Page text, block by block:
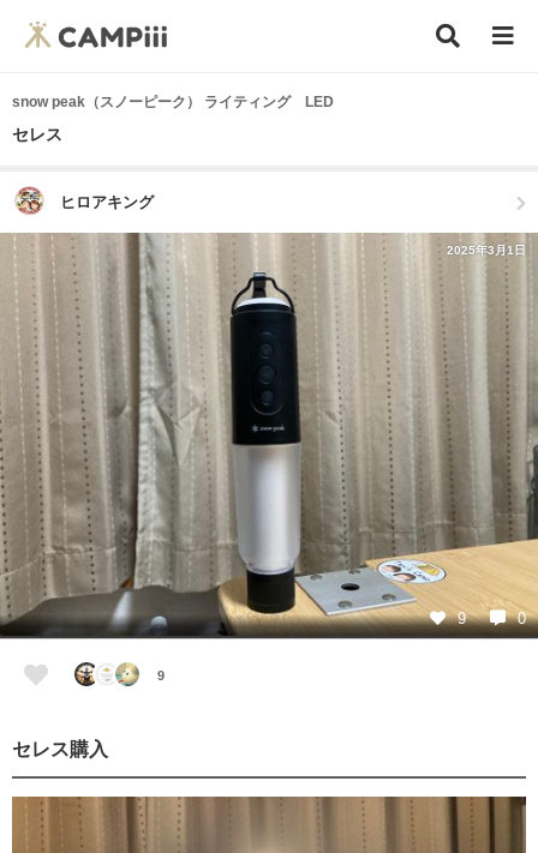
snow peak（スノーピーク） ライティング LED
セレス
ヒロアキング
2025年3月1日
9 0
9
セレス購入